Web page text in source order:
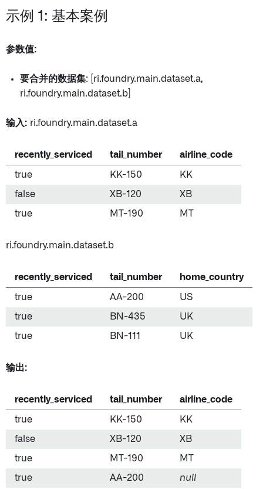
示例 1: 基本案例
参数值:
要合并的数据集: [ri.foundry.main.dataset.a,
ri.foundry.main.dataset.b]
输入: ri.foundry.main.dataset.a
recently_serviced tail_number airline_code
true KK-150 KK
false XB-120 XB
true MT-190 MT
ri.foundry.main.dataset.b
recently_serviced tail_number home_country
true AA-200 US
true BN-435 UK
true BN-111 UK
输出:
recently_serviced tail_number airline_code
true KK-150 KK
false XB-120 XB
true MT-190 MT
true AA-200 null